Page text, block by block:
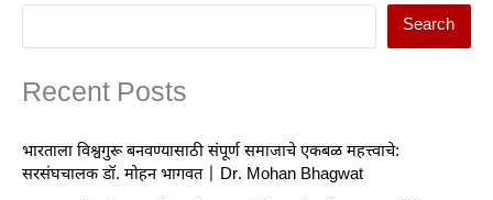
Search
Recent Posts
भारताला विश्वगुरू बनवण्यासाठी संपूर्ण समाजाचे एकबळ महत्त्वाचे:
सरसंघचालक डॉ. मोहन भागवत | Dr. Mohan Bhagwat